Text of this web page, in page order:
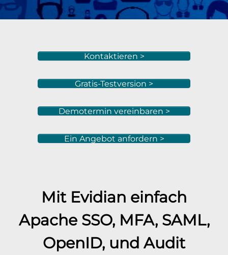
Kontaktieren >
Gratis-Testversion >
Demotermin vereinbaren >
Ein Angebot anfordern >
Mit Evidian einfach
ApacheSSO, MFA, SAML,
OpenID, und Audit